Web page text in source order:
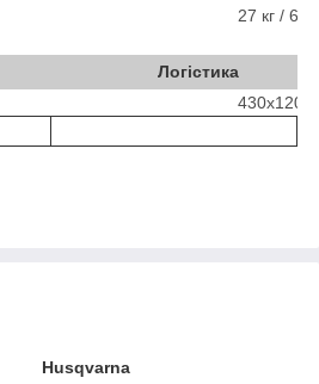
27 кг / 60
Логістика
Husqvarna